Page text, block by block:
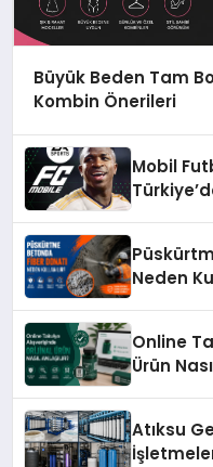
Büyük Beden Tam
Kombin Önerileri
Mobil
Neden
Online
Ürün
Atıksu